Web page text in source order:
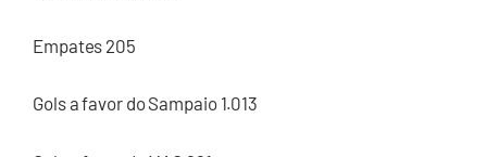
Empates 205
Gols a favor do Sampaio 1.013